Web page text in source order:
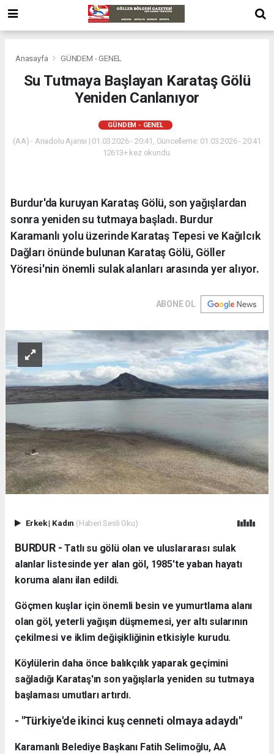
Anasayfa GÜNDEM - GENEL
Su Tutmaya Başlayan Karataş Gölü
Yeniden Canlanıyor
GÜNDEM - GENEL
(AA) - Anadolu Ajansı | 01.03.2026 - 20:41, Güncelleme: 01.03.2026 - 20:41
12613+ kez okundu.
Burdur'da kuruyan Karataş Gölü, son yağışlardan
sonra yeniden su tutmaya başladı. Burdur
Karamanlı yolu üzerinde Karataş Tepesi ve Kağılcık
Dağları önünde bulunan Karataş Gölü, Göller
Yöresi'nin önemli sulak alanları arasında yer alıyor.
ABONE OL
Erkek| Kadın (Haberi Sesli Oku)
BURDUR -Tatlı su gölü olan ve uluslararası sulak
alanlar listesinde yer alan göl, 1985'te yaban hayatı
koruma alanı ilan edildi.
Göçmen kuşlar için önemli besin ve yumurtlama alanı
olan göl, yeterli yağışın düşmemesi, yer altı sularının
çekilmesi ve iklim değişikliğinin etkisiyle kurudu.
Köylülerin daha önce balıkçılık yaparak geçimini
sağladığı Karataş'ın son yağışlarla yeniden su tutmaya
başlaması umutları artırdı.
- "Türkiye'de ikinci kuş cenneti olmaya adaydı"
Karamanlı Belediye Başkanı Fatih Selimoğlu, AA